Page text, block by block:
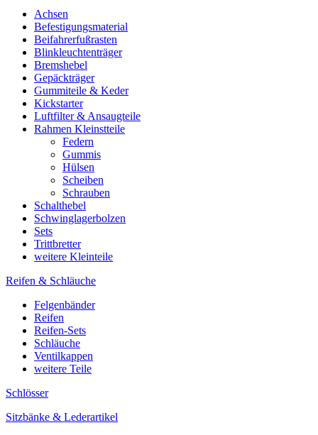
Achsen
Befestigungsmaterial
Beifahrerfußrasten
Blinkleuchtenträger
Bremshebel
Gepäckträger
Gummiteile & Keder
Kickstarter
Luftfilter & Ansaugteile
Rahmen Kleinstteile
Federn
Gummis
Hülsen
Scheiben
Schrauben
Schalthebel
Schwinglagerbolzen
Sets
Trittbretter
weitere Kleinteile
Reifen & Schläuche
Felgenbänder
Reifen
Reifen-Sets
Schläuche
Ventilkappen
weitere Teile
Schlösser
Sitzbänke & Lederartikel